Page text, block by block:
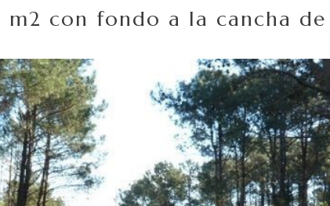
m2 con fondo a la cancha